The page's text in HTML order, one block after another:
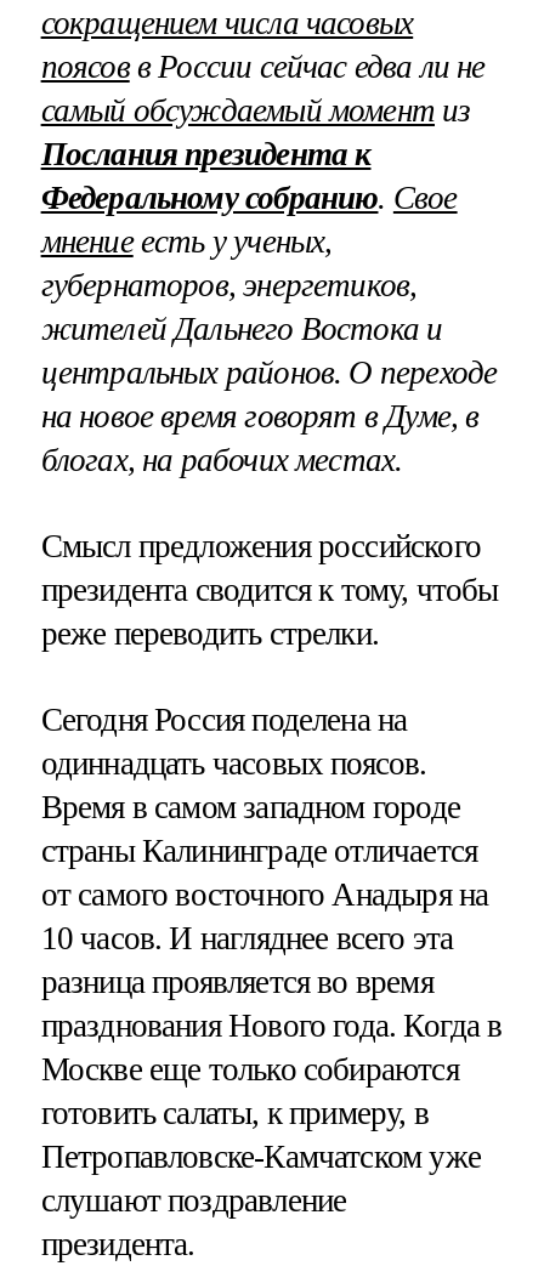
сокращением числа часовых
поясовв России сейчас едва ли не
самый обсуждаемый момент из
Послания президента к
Федеральному собранию. Свое
мнениеесть у ученых,
губернаторов, энергетиков,
жителей Дальнего Востока и
центральных районов. О переходе
на новое время говорят в Думе, в
блогах, на рабочих местах.
Смысл предложения российского
президента сводится к тому, чтобы
реже переводить стрелки.
Сегодня Россия поделена на
одиннадцать часовых поясов.
Время в самом западном городе
страны Калининграде отличается
от самого восточного Анадыря на
10 часов. И нагляднее всего эта
разница проявляется во время
празднования Нового года. Когда в
Москве еще только собираются
готовить салаты, к примеру, в
Петропавловске-Камчатском уже
слушают поздравление
президента.